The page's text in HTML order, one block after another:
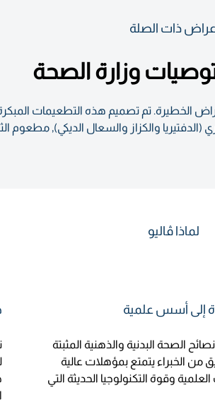
ذات الصلة
وزارة الصحة
حيويًا للوقاية من الأمراض الخطيرة. تم تصميم هذه
خاص في هذه السن المبكرة. يشمل
لماذا ڤاليو
إلى أسس علمية
الصحة البدنية والذهنية المثبتة
من الخبراء يتمتع بمؤهلات عالية
وقوة التكنولوجيا الحديثة التي